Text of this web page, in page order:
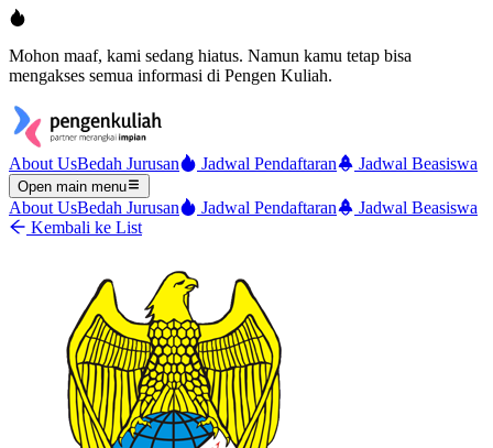
Mohon maaf, kami sedang hiatus. Namun kamu tetap bisa
mengakses semua informasi di Pengen Kuliah.
About UsBedah Jurusan Jadwal Pendaftaran Jadwal Beasiswa
Open main menu
About UsBedah Jurusan Jadwal Pendaftaran
Jadwal Beasiswa
Kembali ke List